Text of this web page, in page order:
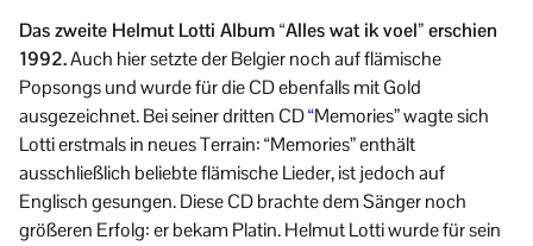
Das zweite Helmut Lotti Album “Alles wat ik voel” erschien
1992.Auch hier setzte der Belgier noch auf flämische
Popsongs und wurde für die CD ebenfalls mit Gold
ausgezeichnet. Bei seiner dritten CD“Memories” wagte sich
Lotti erstmals in neues Terrain: “Memories” enthält
ausschließlich beliebte flämische Lieder, ist jedoch auf
Englisch gesungen. Diese CD brachte dem Sänger noch
größeren Erfolg: er bekam Platin. Helmut Lotti wurde für sein